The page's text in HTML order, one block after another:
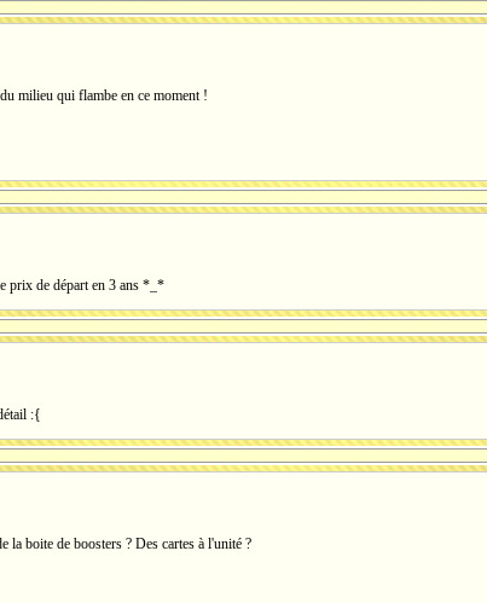
milieu qui flambe en ce moment !
prix de départ en 3 ans *_*
:{
la boite de boosters ? Des cartes à l'unité ?